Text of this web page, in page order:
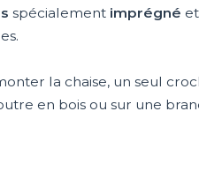
spécialement imprégné
la chaise, un seul
en bois ou sur une